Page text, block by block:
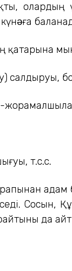
олардың
күнəға
салдыруы,
т.с.с.
адам
Сосын,
да